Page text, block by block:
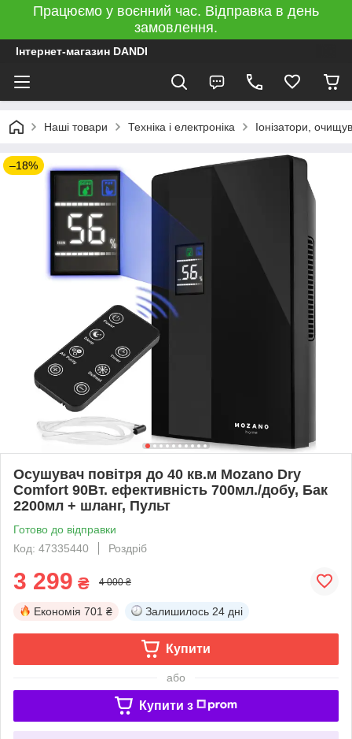
Працюємо у воєнний час. Відправка в день
замовлення.
Інтернет-магазин DANDI
Наші товари Техніка і електроніка Іонізатори,
–18%
Осушувач повітря до 40 кв.м Mozano Dry
Comfort 90Вт. ефективність 700мл./добу, Бак
2200мл + шланг, Пульт
Готово до відправки
Код: 47335440
Роздріб
3 299 ₴ 4 000 ₴
Економія 701 ₴ Залишилось 24 дні
Купити
або
Купити з